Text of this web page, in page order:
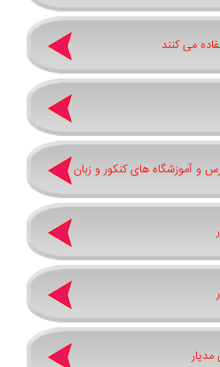
می کنند
و آموزشگاه های کنکور و زبان